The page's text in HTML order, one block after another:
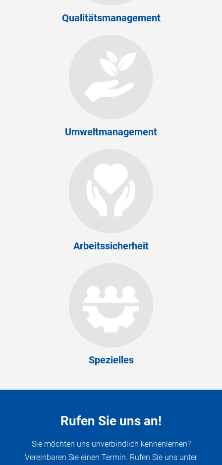
Qualitätsmanagement
Umweltmanagement
Arbeitssicherheit
Spezielles
Rufen Sie uns an!
Sie möchten uns unverbindlich kennenlernen?
Vereinbaren Sie einen Termin. Rufen Sie uns unter